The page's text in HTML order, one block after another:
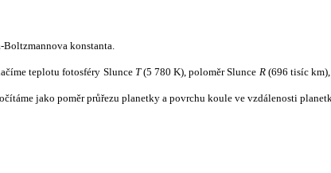
Boltzmannova konstanta.
teplotu fotosféry Slunce T(5 780 K), poloměr Slunce R(696 tisíc
jako poměr průřezu planetky a povrchu koule ve vzdálenosti